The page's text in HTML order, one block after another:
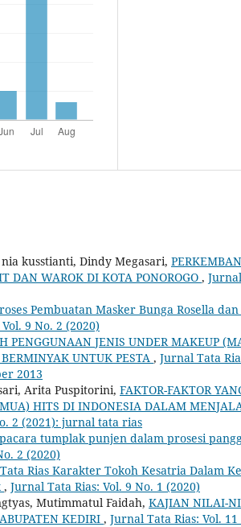
kusstianti, Dindy Megasari,
DAN WAROK DI KOTA PONOROGO ,
Pembuatan Masker Bunga Rosella
9 No. 2 (2020)
PENGGUNAAN JENIS UNDER MAKEUP
UNTUK PESTA , Jurnal Tata
2013
Arita Puspitorini, FAKTOR-FAKTOR
HITS DI INDONESIA DALAM
2 (2021): jurnal tata rias
tumplak punjen dalam prosesi
2 (2020)
Rias Karakter Tokoh Kesatria Dalam
, Jurnal Tata Rias: Vol. 9 No. 1 (2020)
Mutimmatul Faidah, KAJIAN NILAI-
KEDIRI , Jurnal Tata Rias: Vol.